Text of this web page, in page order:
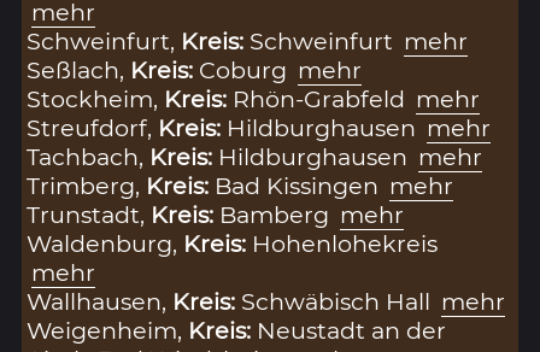
mehr
Schweinfurt, Kreis: Schweinfurt mehr
Seßlach, Kreis: Coburg mehr
Stockheim, Kreis: Rhön-Grabfeld mehr
Streufdorf, Kreis: Hildburghausen mehr
Tachbach, Kreis: Hildburghausen mehr
Trimberg, Kreis: Bad Kissingen mehr
Trunstadt, Kreis: Bamberg mehr
Waldenburg, Kreis: Hohenlohekreis
mehr
Wallhausen, Kreis: Schwäbisch Hall mehr
Weigenheim, Kreis: Neustadt an der